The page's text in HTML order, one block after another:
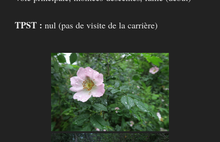
TPST : nul (pas de visite de la carrière)